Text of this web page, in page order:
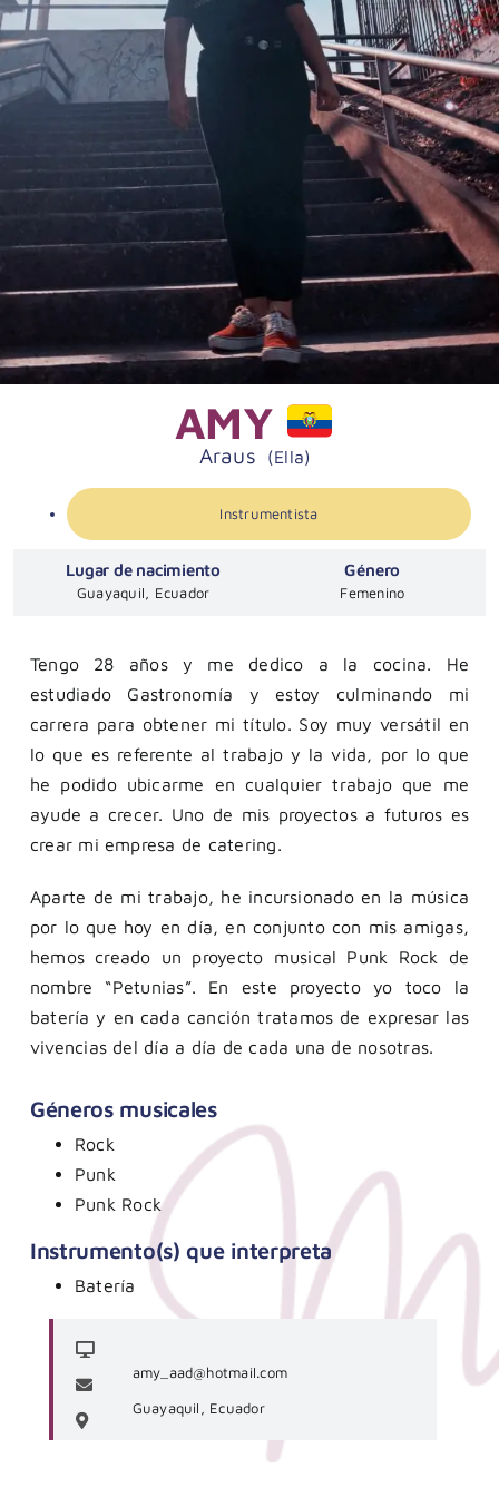
Tengo 28 años y me dedico a la cocina. He
estudiado Gastronomía y estoy culminando mi
carrera para obtener mi título. Soy muy versátil en
lo que es referente al trabajo y la vida, por lo que
he podido ubicarme en cualquier trabajo que me
ayude a crecer. Uno de mis proyectos a futuros es
crear mi empresa de catering.
Aparte de mi trabajo, he incursionado en la música
por lo que hoy en día, en conjunto con mis amigas,
hemos creado un proyecto musical Punk Rock de
nombre “Petunias”. En este proyecto yo toco la
batería y en cada canción tratamos de expresar las
vivencias del día a día de cada una de nosotras.
Géneros musicales
Rock
Punk
Punk Rock
Instrumento(s) que interpreta
Batería
amy_aad@hotmail.com
Guayaquil, Ecuador
AMY
Araus (Ella)
Instrumentista
Lugar de nacimiento
Guayaquil, Ecuador
Género
Femenino